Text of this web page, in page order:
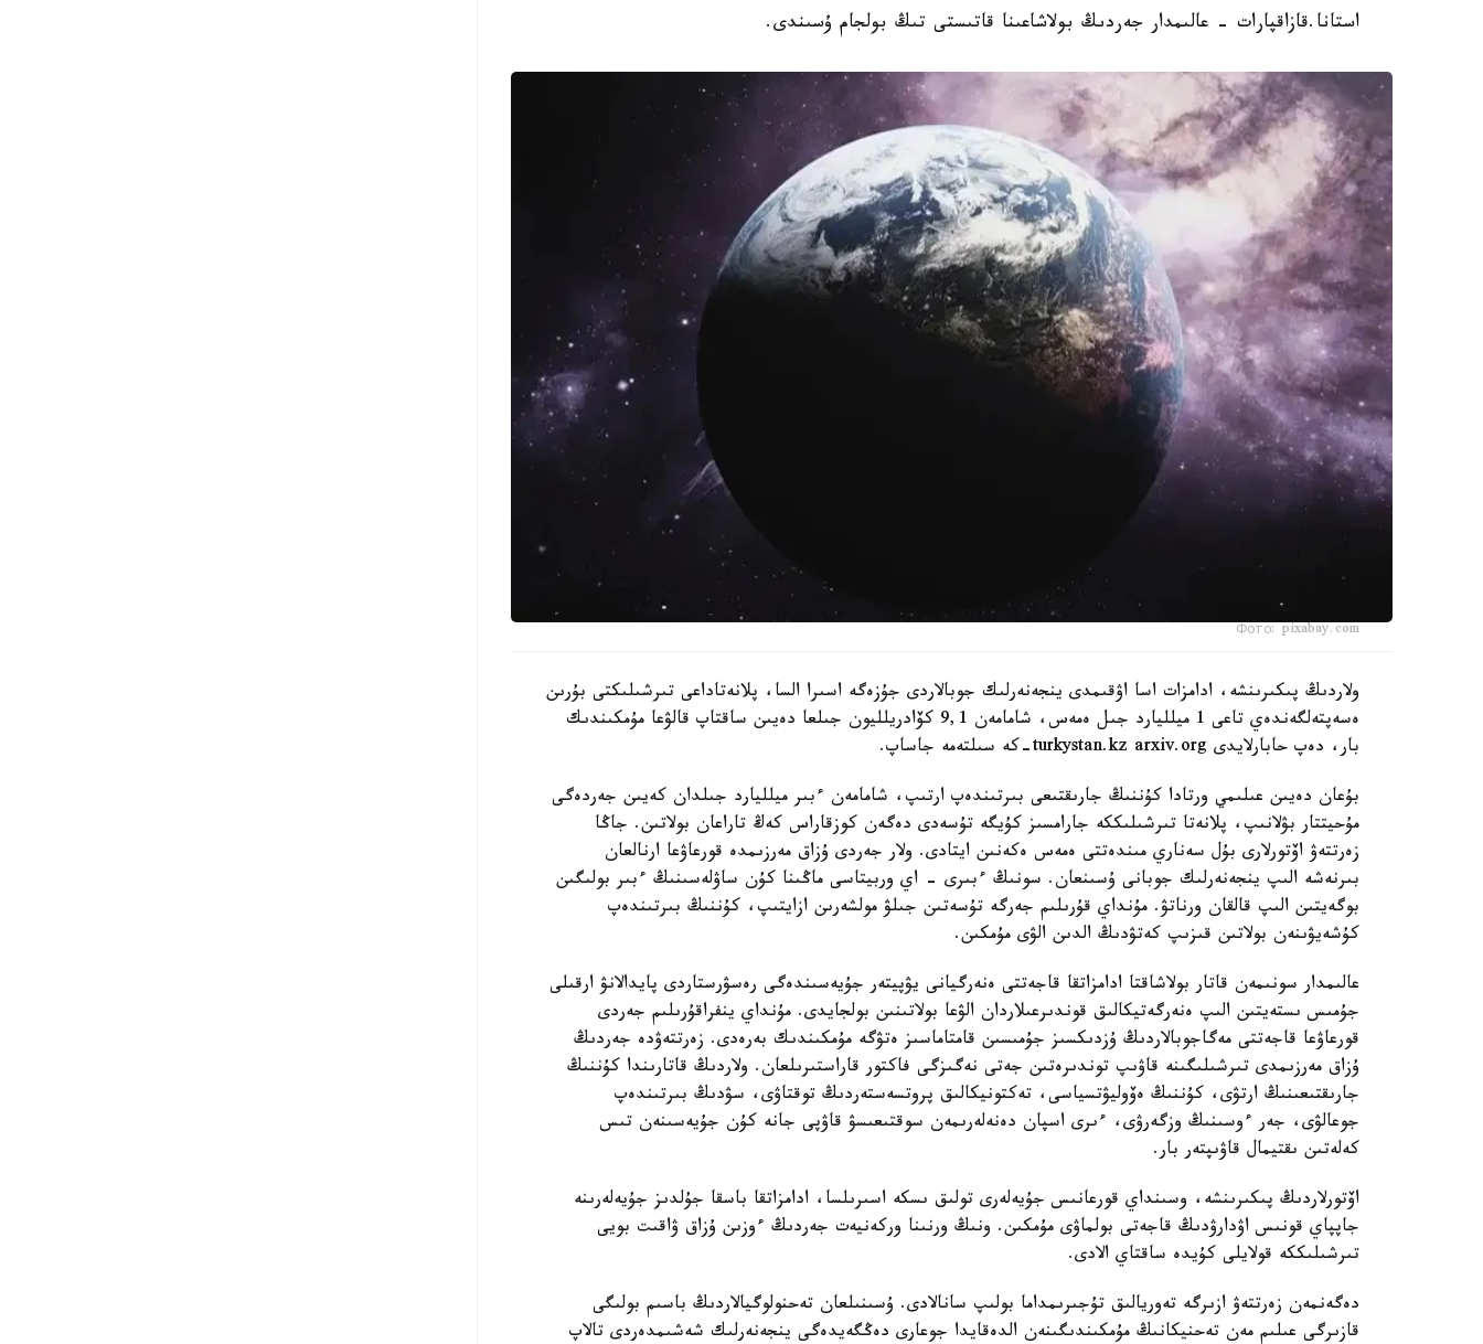
استانا.قازاقپارات - عالىمدار جەردىڭ بولاشاعىنا قاتىستى تىڭ بولجام ۇسىندى.
Фото: pixabay.com
ولاردىڭ پىكىرىنشە، ادامزات اسا اۋقىمدى ينجەنەرلىك جوبالاردى جۇزەگە اسىرا السا، پلانەتاداعى تىرشىلىكتى بۇرىن
ەسەپتەلگەندەي تاعى 1 ميلليارد جىل ەمەس، شامامەن 9,1 كۆادريلليون جىلعا دەيىن ساقتاپ قالۋعا مۇمكىندىك
بار، دەپ حابارلايدى turkystan.kz arxiv.org-كە سىلتەمە جاساپ.
بۇعان دەيىن عىلىمي ورتادا كۇننىڭ جارىقتىعى بىرتىندەپ ارتىپ، شامامەن ءبىر ميلليارد جىلدان كەيىن جەردەگى
مۇحيتتار بۋلانىپ، پلانەتا تىرشىلىككە جارامسىز كۇيگە تۇسەدى دەگەن كوزقاراس كەڭ تاراعان بولاتىن. جاڭا
زەرتتەۋ اۆتورلارى بۇل سەناري مىندەتتى ەمەس ەكەنىن ايتادى. ولار جەردى ۇزاق مەرزىمدە قورعاۋعا ارنالعان
بىرنەشە الىپ ينجەنەرلىك جوبانى ۇسىنعان. سونىڭ ءبىرى - اي وربيتاسى ماڭىنا كۇن ساۋلەسىنىڭ ءبىر بولىگىن
بوگەيتىن الىپ قالقان ورناتۋ. مۇنداي قۇرىلىم جەرگە تۇسەتىن جىلۋ مولشەرىن ازايتىپ، كۇننىڭ بىرتىندەپ
كۇشەيۋىنەن بولاتىن قىزىپ كەتۋدىڭ الدىن الۋى مۇمكىن.
عالىمدار سونىمەن قاتار بولاشاقتا ادامزاتقا قاجەتتى ەنەرگيانى يۋپيتەر جۇيەسىندەگى رەسۋرستاردى پايدالانۋ ارقىلى
جۇمىس ىستەيتىن الىپ ەنەرگەتيكالىق قوندىرعىلاردان الۋعا بولاتىنىن بولجايدى. مۇنداي ينفراقۇرىلىم جەردى
قورعاۋعا قاجەتتى مەگاجوبالاردىڭ ۇزدىكسىز جۇمىسىن قامتاماسىز ەتۋگە مۇمكىندىك بەرەدى. زەرتتەۋدە جەردىڭ
ۇزاق مەرزىمدى تىرشىلىگىنە قاۋىپ توندىرەتىن جەتى نەگىزگى فاكتور قاراستىرىلعان. ولاردىڭ قاتارىندا كۇننىڭ
جارىقتىعىنىڭ ارتۋى، كۇننىڭ ەۆوليۋتسياسى، تەكتونيكالىق پروتسەستەردىڭ توقتاۋى، سۋدىڭ بىرتىندەپ
جوعالۋى، جەر ءوسىنىڭ وزگەرۋى، ءىرى اسپان دەنەلەرىمەن سوقتىعىسۋ قاۋپى جانە كۇن جۇيەسىنەن تىس
كەلەتىن ىقتيمال قاۋىپتەر بار.
اۆتورلاردىڭ پىكىرىنشە، وسىنداي قورعانىس جۇيەلەرى تولىق ىسكە اسىرىلسا، ادامزاتقا باسقا جۇلدىز جۇيەلەرىنە
جاپپاي قونىس اۋدارۋدىڭ قاجەتى بولماۋى مۇمكىن. ونىڭ ورنىنا وركەنيەت جەردىڭ ءوزىن ۇزاق ۋاقىت بويى
تىرشىلىككە قولايلى كۇيدە ساقتاي الادى.
دەگەنمەن زەرتتەۋ ازىرگە تەوريالىق تۇجىرىمداما بولىپ سانالادى. ۇسىنىلعان تەحنولوگيالاردىڭ باسىم بولىگى
قازىرگى عىلىم مەن تەحنيكانىڭ مۇمكىندىگىنەن الدەقايدا جوعارى دەڭگەيدەگى ينجەنەرلىك شەشىمدەردى تالاپ